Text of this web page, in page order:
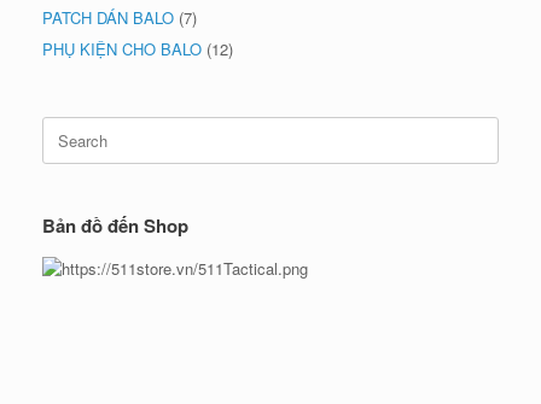
PATCH DÁN BALO (7)
PHỤ KIỆN CHO BALO (12)
for:
Bản đồ đến Shop